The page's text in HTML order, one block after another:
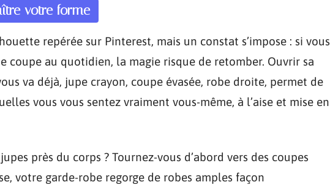
votre forme
repérée sur Pinterest, mais un constat s’impose : si vous
coupe au quotidien, la magie risque de retomber. Ouvrir sa
va déjà, jupe crayon, coupe évasée, robe droite, permet de
vous vous sentez vraiment vous-même, à l’aise et mise en
près du corps ? Tournez-vous d’abord vers des coupes
votre garde-robe regorge de robes amples façon